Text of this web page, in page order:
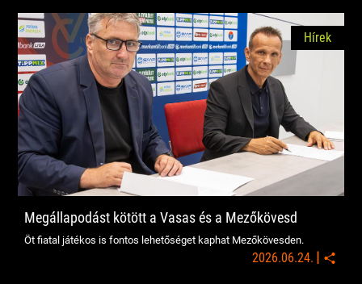
Hírek
Megállapodást kötött a Vasas és a Mezőkövesd
Öt fiatal játékos is fontos lehetőséget kaphat Mezőkövesden.
2026.06.24. |